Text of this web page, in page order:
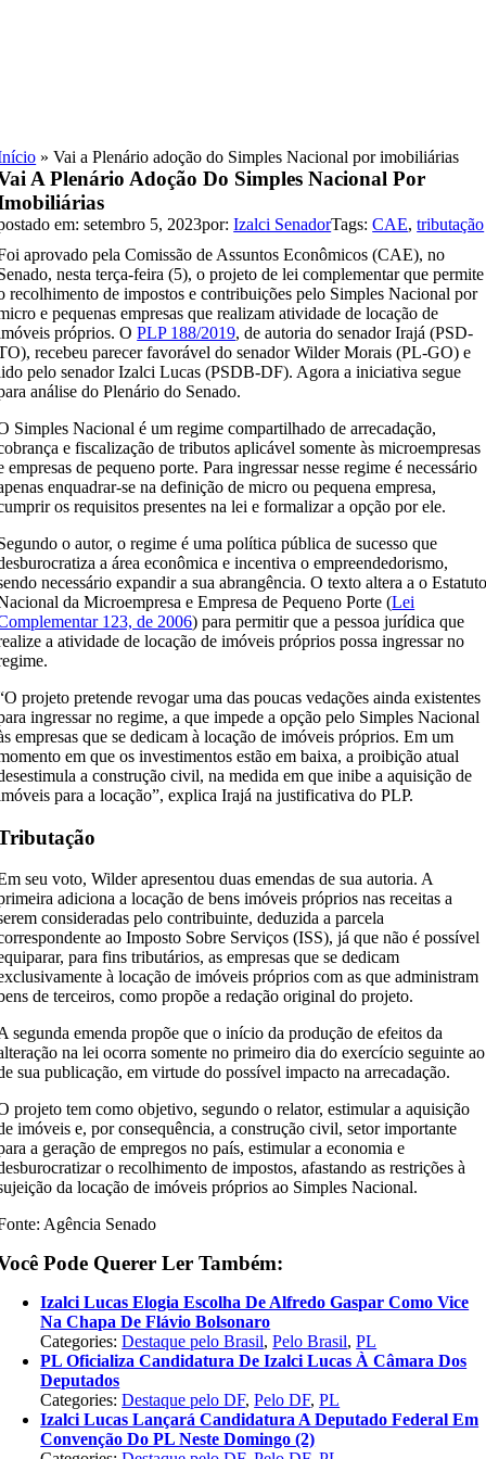
»Vai a Plenário adoção do Simples Nacional por imobiliárias
A Plenário Adoção Do Simples Nacional Por
em: setembro 5, 2023por:Izalci SenadorTags:CAE,tributação
aprovado pela Comissão de Assuntos Econômicos (CAE), no
nesta terça-feira (5), o projeto de lei complementar que permite
recolhimento de impostos e contribuições pelo Simples Nacional por
e pequenas empresas que realizam atividade de locação de
próprios. OPLP 188/2019, de autoria do senador Irajá (PSD-
recebeu parecer favorável do senador Wilder Morais (PL-GO) e
pelo senador Izalci Lucas (PSDB-DF). Agora a iniciativa segue
análise do Plenário do Senado.
Simples Nacional é um regime compartilhado de arrecadação,
e fiscalização de tributos aplicável somente às microempresas
empresas de pequeno porte. Para ingressar nesse regime é necessário
enquadrar-se na definição de micro ou pequena empresa,
os requisitos presentes na lei e formalizar a opção por ele.
o autor, o regime é uma política pública de sucesso que
a área econômica e incentiva o empreendedorismo,
necessário expandir a sua abrangência. O texto altera a o
da Microempresa e Empresa de Pequeno Porte (Lei
123, de 2006) para permitir que a pessoa jurídica que
a atividade de locação de imóveis próprios possa ingressar no
projeto pretende revogar uma das poucas vedações ainda existentes
ingressar no regime, a que impede a opção pelo Simples Nacional
empresas que se dedicam à locação de imóveis próprios. Em um
em que os investimentos estão em baixa, a proibição atual
a construção civil, na medida em que inibe a aquisição de
para a locação”, explica Irajá na justificativa do PLP.
seu voto, Wilder apresentou duas emendas de sua autoria. A
adiciona a locação de bens imóveis próprios nas receitas a
consideradas pelo contribuinte, deduzida a parcela
ao Imposto Sobre Serviços (ISS), já que não é possível
para fins tributários, as empresas que se dedicam
à locação de imóveis próprios com as que administram
de terceiros, como propõe a redação original do projeto.
segunda emenda propõe que o início da produção de efeitos da
na lei ocorra somente no primeiro dia do exercício seguinte ao
sua publicação, em virtude do possível impacto na arrecadação.
projeto tem como objetivo, segundo o relator, estimular a aquisição
imóveis e, por consequência, a construção civil, setor importante
a geração de empregos no país, estimular a economia e
o recolhimento de impostos, afastando as restrições à
da locação de imóveis próprios ao Simples Nacional.
Agência Senado
Pode Querer Ler Também:
Izalci Lucas Elogia Escolha De Alfredo Gaspar Como Vice
Na Chapa De Flávio Bolsonaro
Categories:Destaque pelo Brasil,Pelo Brasil,PL
PL Oficializa Candidatura De Izalci Lucas À Câmara Dos
Deputados
Categories:Destaque pelo DF,Pelo DF,PL
Izalci Lucas Lançará Candidatura A Deputado Federal Em
Convenção Do PL Neste Domingo (2)